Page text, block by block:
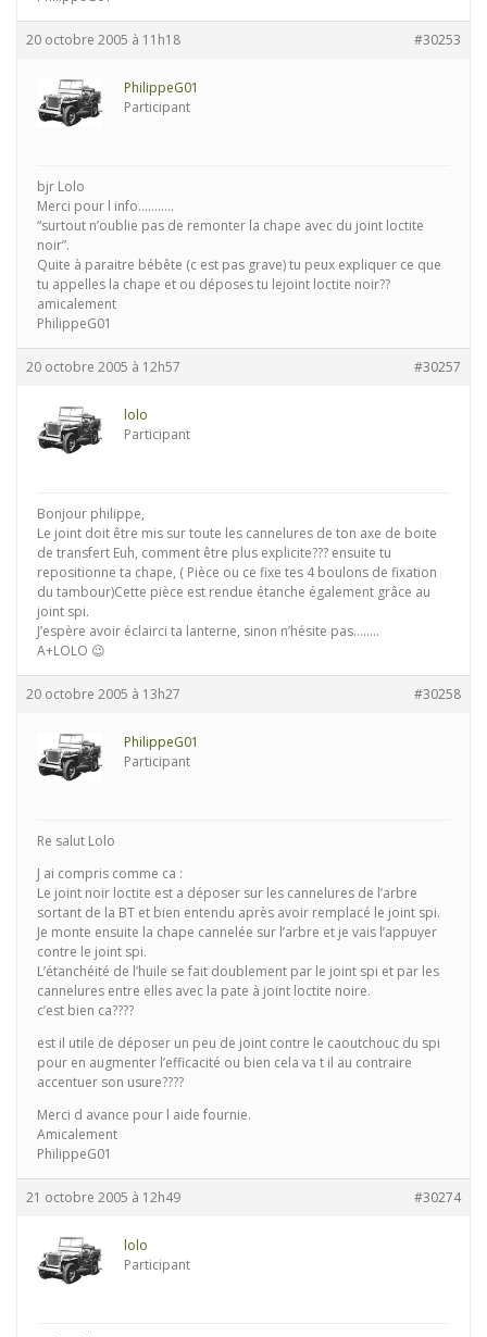
20 octobre 2005 à 11h18 #30253
PhilippeG01
Participant
bjr Lolo
Merci pour l info………..
“surtout n’oublie pas de remonter la chape avec du joint loctite
noir”.
Quite à paraitre bébête (c est pas grave) tu peux expliquer ce que
tu appelles la chape et ou déposes tu lejoint loctite noir??
amicalement
PhilippeG01
20 octobre 2005 à 12h57 #30257
lolo
Participant
Bonjour philippe,
Le joint doit être mis sur toute les cannelures de ton axe de boite
de transfert Euh, comment être plus explicite??? ensuite tu
repositionne ta chape, ( Pièce ou ce fixe tes 4 boulons de fixation
du tambour)Cette pièce est rendue étanche également grâce au
joint spi.
J’espère avoir éclairci ta lanterne, sinon n’hésite pas……..
A+LOLO 😉
20 octobre 2005 à 13h27 #30258
PhilippeG01
Participant
Re salut Lolo
J ai compris comme ca :
Le joint noir loctite est a déposer sur les cannelures de l’arbre
sortant de la BT et bien entendu après avoir remplacé le joint spi.
Je monte ensuite la chape cannelée sur l’arbre et je vais l’appuyer
contre le joint spi.
L’étanchéité de l’huile se fait doublement par le joint spi et par les
cannelures entre elles avec la pate à joint loctite noire.
c’est bien ca????
est il utile de déposer un peu de joint contre le caoutchouc du spi
pour en augmenter l’efficacité ou bien cela va t il au contraire
accentuer son usure????
Merci d avance pour l aide fournie.
Amicalement
PhilippeG01
21 octobre 2005 à 12h49 #30274
lolo
Participant